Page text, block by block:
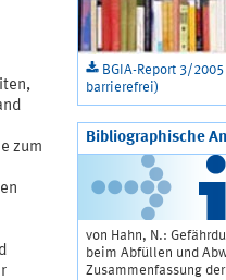
zum
BGIA-Report 3/
barrierefrei)
Bibliographische
von Hahn, N.:
beim Abfüllen und
Zusammenfassung